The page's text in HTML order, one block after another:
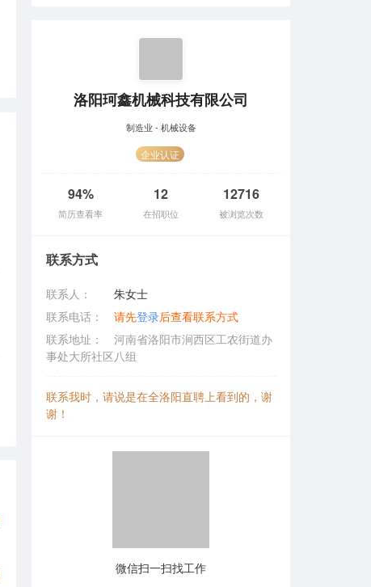
洛阳珂鑫机械科技有限公司
制造业 - 机械设备
企业认证
94%
简历查看率
12
在招职位
12716
被浏览次数
联系方式
联系人：
朱女士
联系电话：
请先登录后查看联系方式
联系地址：
河南省洛阳市涧西区工农街道办
事处大所社区八组
联系我时，请说是在全洛阳直聘上看到的，谢
谢！
微信扫一扫找工作